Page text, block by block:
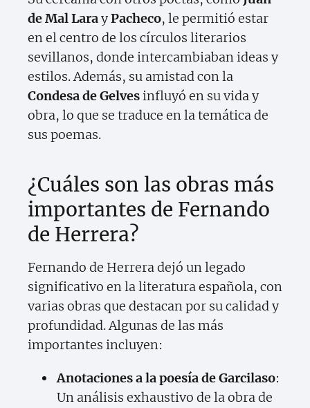
de Mal LarayPacheco, le permitió estar
en el centro de los círculos literarios
sevillanos, donde intercambiaban ideas y
estilos. Además, su amistad con la
Condesa de Gelvesinfluyó en su vida y
obra, lo que se traduce en la temática de
sus poemas.
¿Cuáles son las obras más
importantes de Fernando
de Herrera?
Fernando de Herrera dejó un legado
significativo en la literatura española, con
varias obras que destacan por su calidad y
profundidad. Algunas de las más
importantes incluyen:
Anotaciones a la poesía de Garcilaso:
Un análisis exhaustivo de la obra de